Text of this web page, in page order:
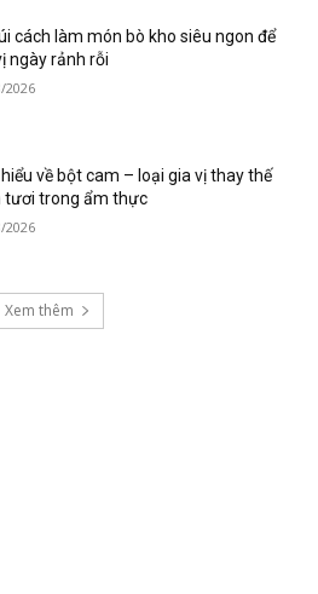
cách làm món bò kho siêu ngon để
ngày rảnh rỗi
2026
về bột cam – loại gia vị thay thế
tươi trong ẩm thực
2026
Xem thêm